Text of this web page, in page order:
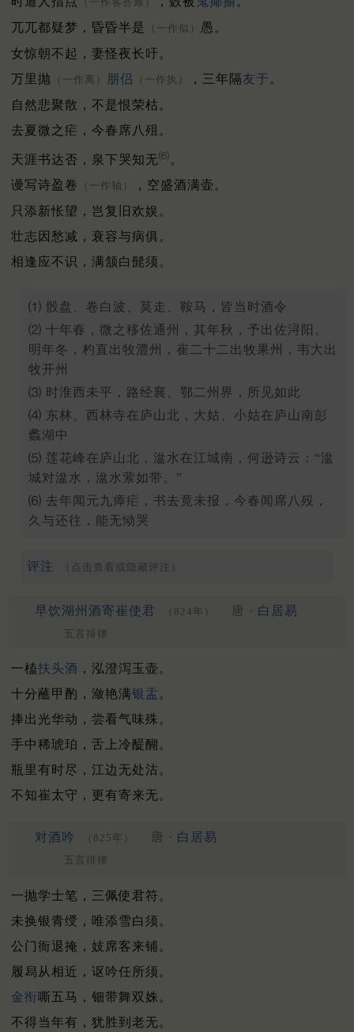
兀兀都疑梦，昏昏半是
（一作似）
愚。
女惊朝不起，妻怪夜长吁。
万里抛 （一作离） 朋侣 （一作执） ，三年隔友于 。
自然悲聚散，不是恨荣枯。
去夏微之疟，今春席八殂。
天涯书达否，泉下哭知无⑹ 。
谩写诗盈卷
（一作轴）
，空盛酒满壶。
只添新怅望，岂复旧欢娱。
壮志因愁减，衰容与病俱。
相逢应不识，满颔白髭须。
⑴ 骰盘、卷白波、莫走、鞍马，皆当时酒令
⑵ 十年春，微之移佐通州，其年秋，予出佐浔阳。
明年冬，杓直出牧澧州，崔二十二出牧果州，韦大出
牧开州
⑶ 时淮西未平，路经襄、鄂二州界，所见如此
⑷ 东林、西林寺在庐山北，大姑、小姑在庐山南彭
蠡湖中
⑸ 莲花峰在庐山北，湓水在江城南，何逊诗云：“湓
城对湓水，湓水萦如带。”
⑹ 去年闻元九瘴疟，书去竟未报，今春闻席八殁，
久与还往，能无恸哭
评注 （点击查看或隐藏评注）
早饮湖州酒寄崔使君 （824年） 唐 · 白居易
五言排律
一榼扶头酒 ，泓澄泻玉壶。
十分蘸甲酌，潋艳满银盂。
捧出光华动，尝看气味殊。
手中稀琥珀，舌上冷醍醐。
瓶里有时尽，江边无处沽。
不知崔太守，更有寄来无。
对酒吟 （825年） 唐 · 白居易
五言排律
一抛学士笔，三佩使君符。
未换银青绶，唯添雪白须。
公门衙退掩，妓席客来铺。
履舄从相近，讴吟任所须。
金衔嘶五马，钿带舞双姝。
不得当年有，犹胜到老无。